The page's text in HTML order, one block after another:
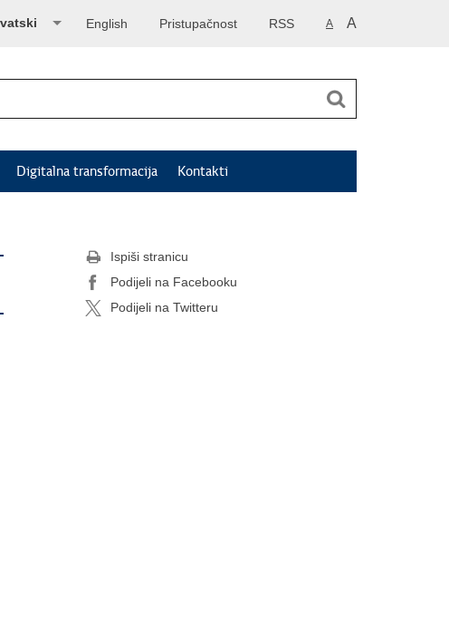
A A
RSS
Pristupačnost
English
Digitalna transformacija Kontakti
Ispiši stranicu
Podijeli na Facebooku
Podijeli na Twitteru